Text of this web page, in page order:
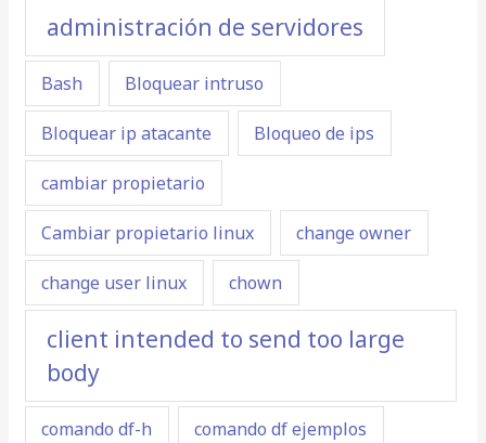
administración de servidores
Bash Bloquear intruso
Bloquear ip atacante Bloqueo de ips
cambiar propietario
Cambiar propietario linux change owner
change user linux chown
client intended to send too large
body
comando df-h comando df ejemplos